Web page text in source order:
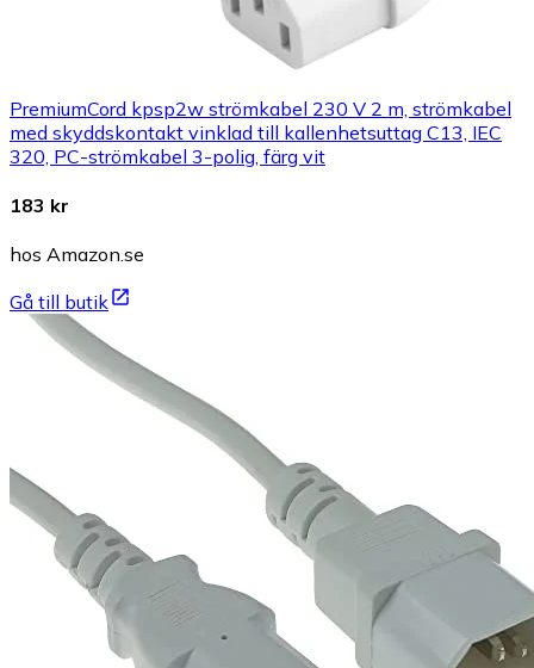
PremiumCord kpsp2w strömkabel 230 V 2 m, strömkabel
med skyddskontakt vinklad till kallenhetsuttag C13, IEC
320, PC-strömkabel 3-polig, färg vit
183 kr
hos Amazon.se
Gå till butik